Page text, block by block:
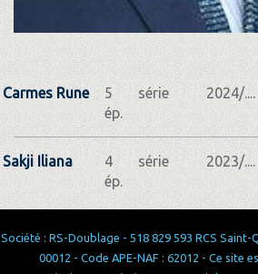
Carmes Rune
5
ép.
série 2024/....
Sakji Iliana
4
ép.
série 2023/....
Société : RS-Doublage - 518 829 593 RCS Saint-
00012 - Code APE-NAF : 62012 - Ce site